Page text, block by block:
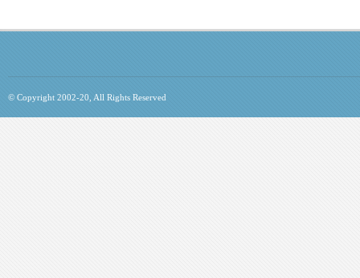
© Copyright 2002-20, All Rights Reserved